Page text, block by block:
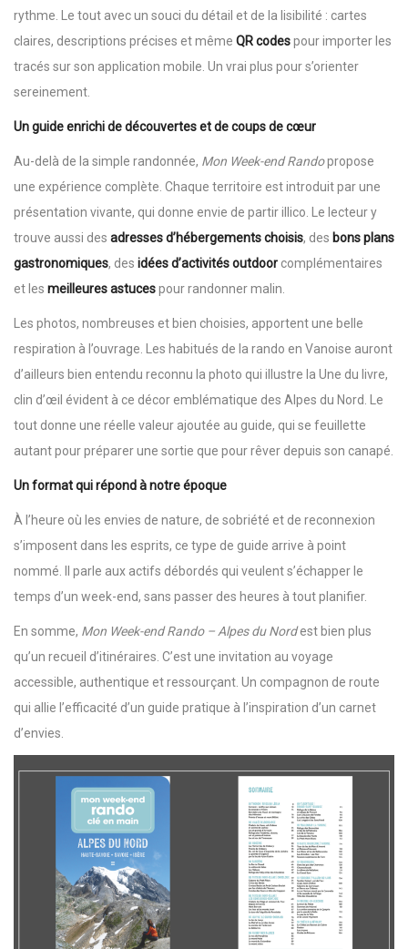
rythme. Le tout avec un souci du détail et de la lisibilité : cartes
claires, descriptions précises et même QR codespour importer les
tracés sur son application mobile. Un vrai plus pour s’orienter
sereinement.
Un guide enrichi de découvertes et de coups de cœur
Au-delà de la simple randonnée, Mon Week-end Randopropose
une expérience complète. Chaque territoire est introduit par une
présentation vivante, qui donne envie de partir illico. Le lecteur y
trouve aussi des adresses d’hébergements choisis, des bons plans
gastronomiques, des idées d’activités outdoor complémentaires
et les meilleures astucespour randonner malin.
Les photos, nombreuses et bien choisies, apportent une belle
respiration à l’ouvrage. Les habitués de la rando en Vanoise auront
d’ailleurs bien entendu reconnu la photo qui illustre la Une du livre,
clin d’œil évident à ce décor emblématique des Alpes du Nord. Le
tout donne une réelle valeur ajoutée au guide, qui se feuillette
autant pour préparer une sortie que pour rêver depuis son canapé.
Un format qui répond à notre époque
À l’heure où les envies de nature, de sobriété et de reconnexion
s’imposent dans les esprits, ce type de guide arrive à point
nommé. Il parle aux actifs débordés qui veulent s’échapper le
temps d’un week-end, sans passer des heures à tout planifier.
En somme, Mon Week-end Rando – Alpes du Nordest bien plus
qu’un recueil d’itinéraires. C’est une invitation au voyage
accessible, authentique et ressourçant. Un compagnon de route
qui allie l’efficacité d’un guide pratique à l’inspiration d’un carnet
d’envies.